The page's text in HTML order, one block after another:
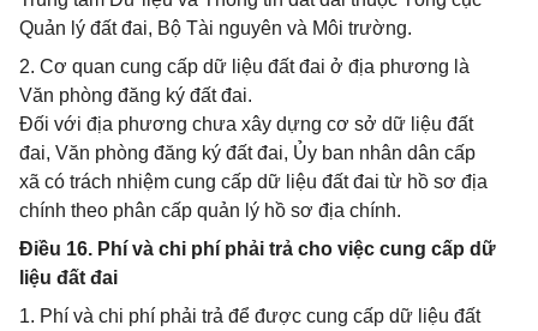
Quản lý đất đai, Bộ Tài nguyên và Môi trường.
2. Cơ quan cung cấp dữ liệu đất đai ở địa phương là
Văn phòng đăng ký đất đai.
Đối với địa phương chưa xây dựng cơ sở dữ liệu đất
đai, Văn phòng đăng ký đất đai, Ủy ban nhân dân cấp
xã có trách nhiệm cung cấp dữ liệu đất đai từ hồ sơ địa
chính theo phân cấp quản lý hồ sơ địa chính.
Điều 16. Phí và chi phí phải trả cho việc cung cấp dữ
liệu đất đai
1. Phí và chi phí phải trả để được cung cấp dữ liệu đất